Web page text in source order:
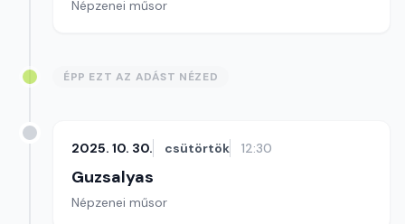
Népzenei műsor
ÉPP EZT AZ ADÁST NÉZED
2025. 10. 30. csütörtök 12:30
Guzsalyas
Népzenei műsor